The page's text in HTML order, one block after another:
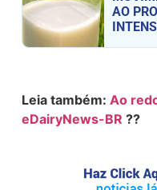
AO
Leia também:Ao
eDairyNews-BR ??